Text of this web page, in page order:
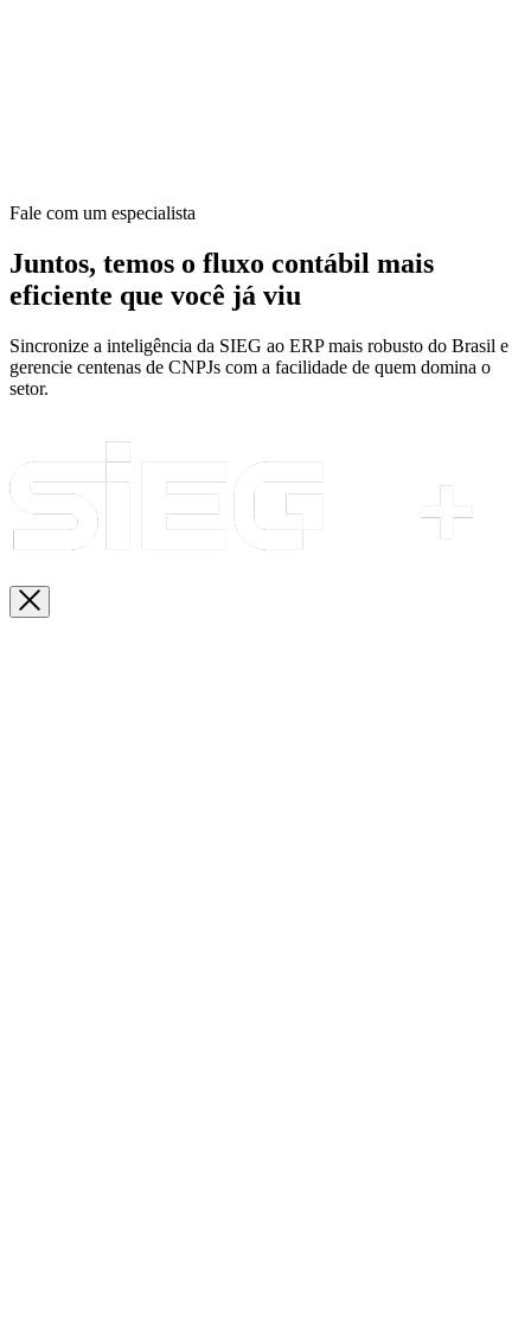
Fale com um especialista
Juntos, temos o fluxo contábil mais
eficiente que você já viu
Sincronize a inteligência da SIEG ao ERP mais robusto do Brasil e
gerencie centenas de CNPJs com a facilidade de quem domina o
setor.